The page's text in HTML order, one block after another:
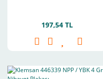
197,54 TL